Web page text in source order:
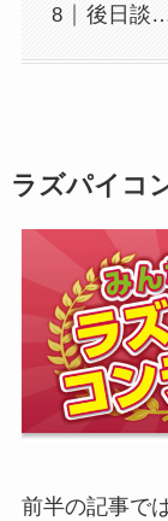
後日談
ラズパイコ
前半の記事で